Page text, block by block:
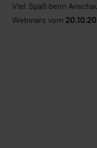
Viel Spaß beim
Webinars vom